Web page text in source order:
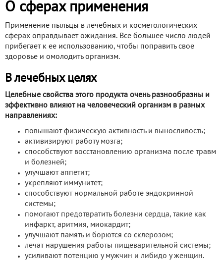
О сферах применения
Применение пыльцы в лечебных и косметологических
сферах оправдывает ожидания. Все большее число людей
прибегает к ее использованию, чтобы поправить свое
здоровье и омолодить организм.
В лечебных целях
Целебные свойства этого продукта очень разнообразны и
эффективно влияют на человеческий организм в разных
направлениях:
повышают физическую активность и выносливость;
активизируют работу мозга;
способствуют восстановлению организма после травм
и болезней;
улучшают аппетит;
укрепляют иммунитет;
способствуют нормальной работе эндокринной
системы;
помогают предотвратить болезни сердца, такие как
инфаркт, аритмия, миокардит;
улучшают память и борются со склерозом;
лечат нарушения работы пищеварительной системы;
усиливают потенцию у мужчин и либидо у женщин.